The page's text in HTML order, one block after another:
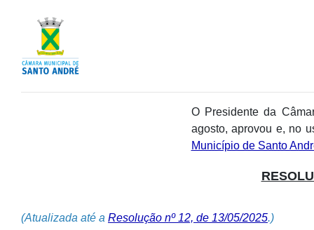
O Presidente da
agosto, aprovou e, no
Município de Santo
(Atualizada até a Resolução nº 12, de 13/05/2025.)